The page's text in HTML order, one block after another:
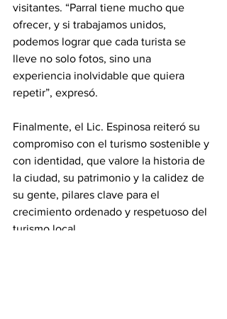
visitantes. “Parral tiene mucho que
ofrecer, y si trabajamos unidos,
podemos lograr que cada turista se
lleve no solo fotos, sino una
experiencia inolvidable que quiera
repetir”, expresó.
Finalmente, el Lic. Espinosa reiteró su
compromiso con el turismo sostenible y
con identidad, que valore la historia de
la ciudad, su patrimonio y la calidez de
su gente, pilares clave para el
crecimiento ordenado y respetuoso del
turismo local.